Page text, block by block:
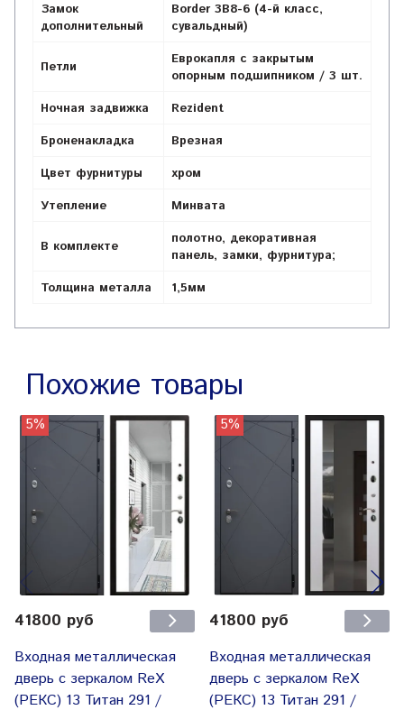
Замок
дополнительный
Border 3B8-6 (4-й класс,
сувальдный)
Петли
Еврокапля с закрытым
опорным подшипником / 3 шт.
Ночная задвижка
Rezident
Броненакладка
Врезная
Цвет фурнитуры
хром
Утепление
Минвата
В комплекте
полотно, декоративная
панель, замки, фурнитура;
Толщина металла
1,5мм
Похожие товары
5%
41800 руб
Входная металлическая
дверь с зеркалом RеX
(РЕКС) 13 Титан 291 /
5%
41800 руб
Входная металлическая
дверь с зеркалом RеX
(РЕКС) 13 Титан 291 /